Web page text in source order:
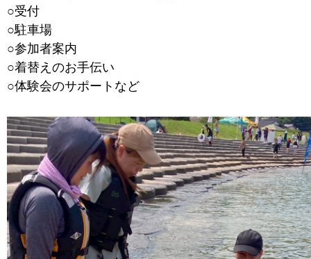
○受付
○駐車場
○参加者案内
○着替えのお手伝い
○体験会のサポートなど